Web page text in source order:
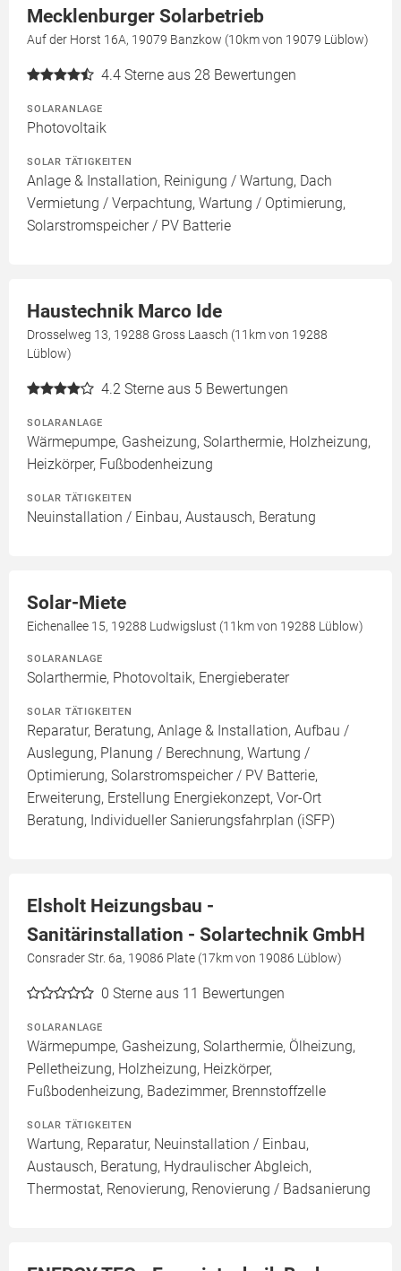
Mecklenburger Solarbetrieb
Auf der Horst 16A, 19079 Banzkow (10km von 19079 Lüblow)
4.4 Sterne aus 28 Bewertungen
SOLARANLAGE
Photovoltaik
SOLAR TÄTIGKEITEN
Anlage & Installation, Reinigung / Wartung, Dach
Vermietung / Verpachtung, Wartung / Optimierung,
Solarstromspeicher / PV Batterie
Haustechnik Marco Ide
Drosselweg 13, 19288 Gross Laasch (11km von 19288
Lüblow)
4.2 Sterne aus 5 Bewertungen
SOLARANLAGE
Wärmepumpe, Gasheizung, Solarthermie, Holzheizung,
Heizkörper, Fußbodenheizung
SOLAR TÄTIGKEITEN
Neuinstallation / Einbau, Austausch, Beratung
Solar-Miete
Eichenallee 15, 19288 Ludwigslust (11km von 19288 Lüblow)
SOLARANLAGE
Solarthermie, Photovoltaik, Energieberater
SOLAR TÄTIGKEITEN
Reparatur, Beratung, Anlage & Installation, Aufbau /
Auslegung, Planung / Berechnung, Wartung /
Optimierung, Solarstromspeicher / PV Batterie,
Erweiterung, Erstellung Energiekonzept, Vor-Ort
Beratung, Individueller Sanierungsfahrplan (iSFP)
Elsholt Heizungsbau -
Sanitärinstallation - Solartechnik GmbH
Consrader Str. 6a, 19086 Plate (17km von 19086 Lüblow)
0 Sterne aus 11 Bewertungen
SOLARANLAGE
Wärmepumpe, Gasheizung, Solarthermie, Ölheizung,
Pelletheizung, Holzheizung, Heizkörper,
Fußbodenheizung, Badezimmer, Brennstoffzelle
SOLAR TÄTIGKEITEN
Wartung, Reparatur, Neuinstallation / Einbau,
Austausch, Beratung, Hydraulischer Abgleich,
Thermostat, Renovierung, Renovierung / Badsanierung